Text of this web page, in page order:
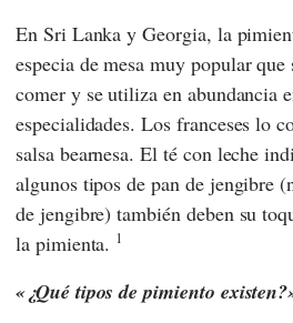
En Sri Lanka y Georgia, la
especia de mesa muy popular
comer y se utiliza en abundancia
especialidades. Los franceses lo
salsa bearnesa. El té con leche
algunos tipos de pan de jengibre
de jengibre) también deben su
la pimienta. 1
¿Qué tipos de pimiento existen?